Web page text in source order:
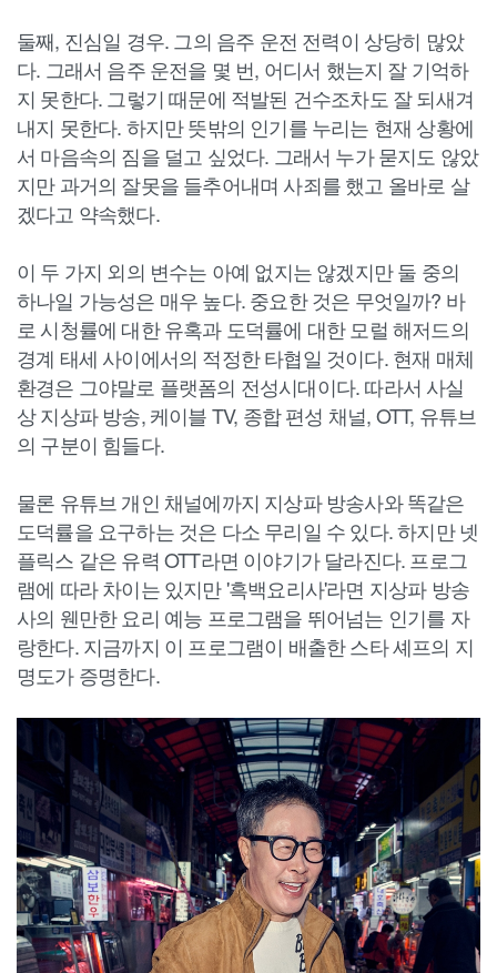
둘째, 진심일 경우. 그의 음주 운전 전력이 상당히 많았
다. 그래서 음주 운전을 몇 번, 어디서 했는지 잘 기억하
지 못한다. 그렇기 때문에 적발된 건수조차도 잘 되새겨
내지 못한다. 하지만 뜻밖의 인기를 누리는 현재 상황에
서 마음속의 짐을 덜고 싶었다. 그래서 누가 묻지도 않았
지만 과거의 잘못을 들추어내며 사죄를 했고 올바로 살
겠다고 약속했다.
이 두 가지 외의 변수는 아예 없지는 않겠지만 둘 중의
하나일 가능성은 매우 높다. 중요한 것은 무엇일까? 바
로 시청률에 대한 유혹과 도덕률에 대한 모럴 해저드의
경계 태세 사이에서의 적정한 타협일 것이다. 현재 매체
환경은 그야말로 플랫폼의 전성시대이다. 따라서 사실
상 지상파 방송, 케이블 TV, 종합 편성 채널, OTT, 유튜브
의 구분이 힘들다.
물론 유튜브 개인 채널에까지 지상파 방송사와 똑같은
도덕률을 요구하는 것은 다소 무리일 수 있다. 하지만 넷
플릭스 같은 유력 OTT라면 이야기가 달라진다. 프로그
램에 따라 차이는 있지만 '흑백요리사'라면 지상파 방송
사의 웬만한 요리 예능 프로그램을 뛰어넘는 인기를 자
랑한다. 지금까지 이 프로그램이 배출한 스타 셰프의 지
명도가 증명한다.